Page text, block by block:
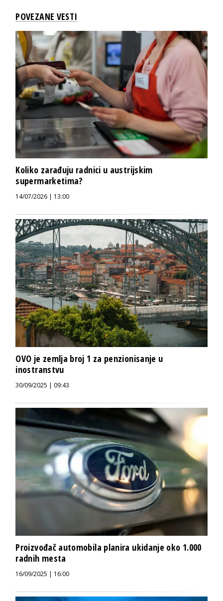
POVEZANE VESTI
Koliko zarađuju radnici u austrijskim
supermarketima?
14/07/2026 | 13:00
OVO je zemlja broj 1 za penzionisanje u
inostranstvu
30/09/2025 | 09:43
Proizvođač automobila planira ukidanje oko 1.000
radnih mesta
16/09/2025 | 16:00